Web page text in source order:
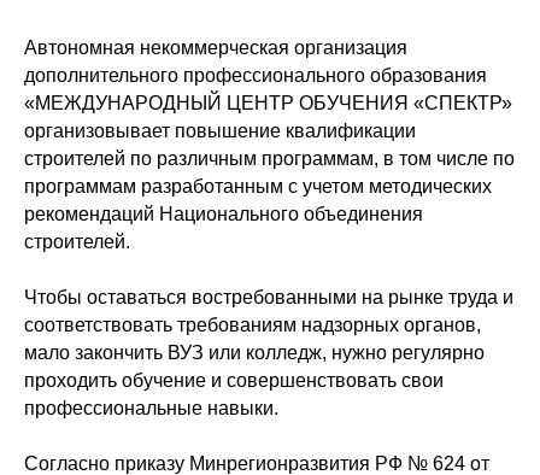
Автономная некоммерческая организация
дополнительного профессионального образования
«МЕЖДУНАРОДНЫЙ ЦЕНТР ОБУЧЕНИЯ «СПЕКТР»
организовывает повышение квалификации
строителей по различным программам, в том числе по
программам разработанным с учетом методических
рекомендаций Национального объединения
строителей.
Чтобы оставаться востребованными на рынке труда и
соответствовать требованиям надзорных органов,
мало закончить ВУЗ или колледж, нужно регулярно
проходить обучение и совершенствовать свои
профессиональные навыки.
Согласно приказу Минрегионразвития РФ № 624 от